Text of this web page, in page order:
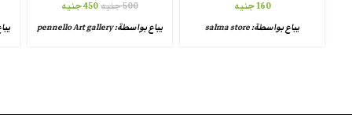
160 جنيه
يباع بواسطة:salma store
500جنيه450جنيه
يباع بواسطة:pennello Art gallery